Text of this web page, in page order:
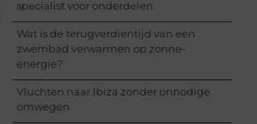
specialist voor onderdelen
Wat is de terugverdientijd van een
zwembad verwarmen op zonne-
energie?
Vluchten naar Ibiza zonder onnodige
omwegen